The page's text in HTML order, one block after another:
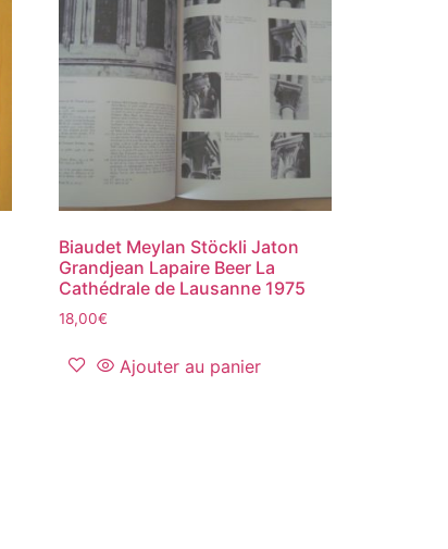
Biaudet Meylan Stöckli Jaton
Grandjean Lapaire Beer La
Cathédrale de Lausanne 1975
18,00€
Ajouter au panier